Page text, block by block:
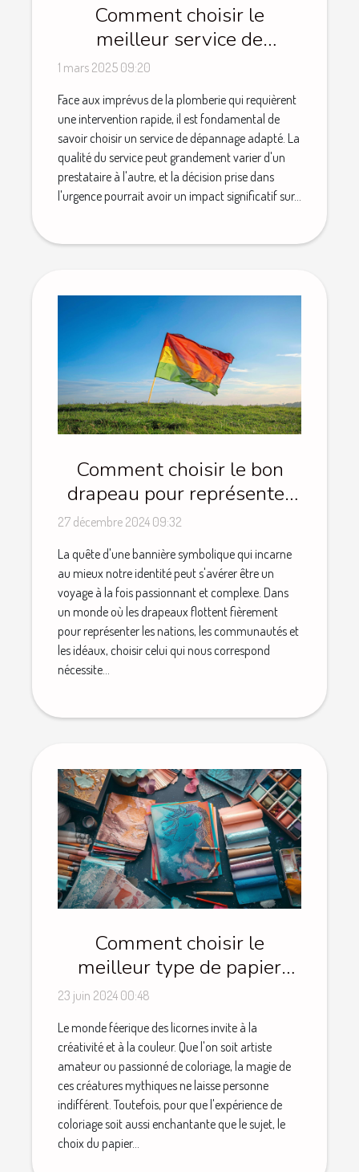
Comment choisir le
meilleur service de
plomberie d'urgence
1 mars 2025 09:20
Face aux imprévus de la plomberie qui requièrent
une intervention rapide, il est fondamental de
savoir choisir un service de dépannage adapté. La
qualité du service peut grandement varier d'un
prestataire à l'autre, et la décision prise dans
l'urgence pourrait avoir un impact significatif sur...
Comment choisir le bon
drapeau pour représenter
votre identité
27 décembre 2024 09:32
La quête d'une bannière symbolique qui incarne
au mieux notre identité peut s'avérer être un
voyage à la fois passionnant et complexe. Dans
un monde où les drapeaux flottent fièrement
pour représenter les nations, les communautés et
les idéaux, choisir celui qui nous correspond
nécessite...
Comment choisir le
meilleur type de papier
pour vos projets de
coloriage de licornes
23 juin 2024 00:48
Le monde féerique des licornes invite à la
créativité et à la couleur. Que l'on soit artiste
amateur ou passionné de coloriage, la magie de
ces créatures mythiques ne laisse personne
indifférent. Toutefois, pour que l'expérience de
coloriage soit aussi enchantante que le sujet, le
choix du papier...